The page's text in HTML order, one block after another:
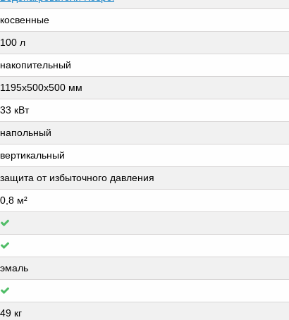
косвенные
100 л
накопительный
1195х500х500 мм
33 кВт
напольный
вертикальный
защита от избыточного давления
0,8 м²
эмаль
49 кг